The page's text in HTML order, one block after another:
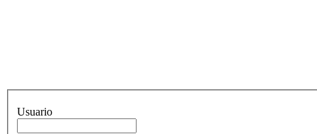
Usuario